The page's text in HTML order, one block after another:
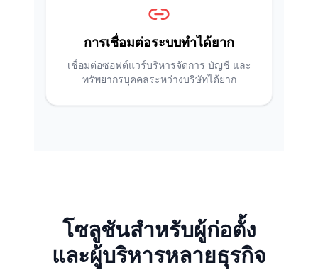
การเชื่อมต่อระบบทำได้ยาก
เชื่อมต่อซอฟต์แวร์บริหารจัดการ บัญชี และ
ทรัพยากรบุคคลระหว่างบริษัทได้ยาก
โซลูชันสำหรับผู้ก่อตั้ง
และผู้บริหารหลายธุรกิจ